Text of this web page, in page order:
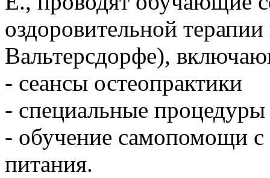
оздоровительной
Вальтерсдорфе),
- сеансы остеопрактики
- специальные
- обучение самопомощи
питания.